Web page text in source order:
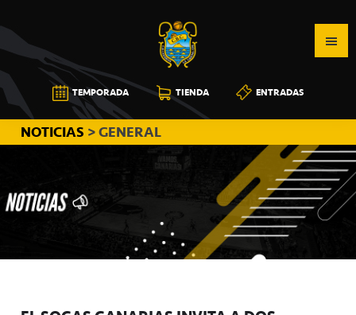
a
la
navegación
principal
al
contenido
principal
a
la
barra
lateral
principal
CB
CANARIAS
TEMPORADA TIENDA ENTRADAS
NOTICIAS > GENERAL